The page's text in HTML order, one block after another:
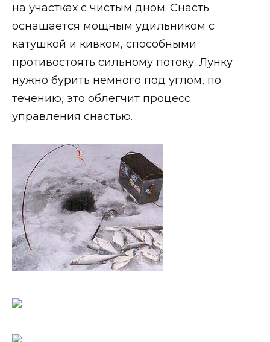
на участках с чистым дном. Снасть
оснащается мощным удильником с
катушкой и кивком, способными
противостоять сильному потоку. Лунку
нужно бурить немного под углом, по
течению, это облегчит процесс
управления снастью.